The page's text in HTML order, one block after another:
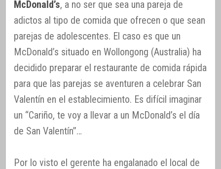
McDonald’s, a no ser que sea una pareja de
adictos al tipo de comida que ofrecen o que sean
parejas de adolescentes. El caso es que un
McDonald’s situado en Wollongong (Australia) ha
decidido preparar el restaurante de comida rápida
para que las parejas se aventuren a celebrar San
Valentín en el establecimiento. Es difícil imaginar
un “Cariño, te voy a llevar a un McDonald’s el día
de San Valentín”…
Por lo visto el gerente ha engalanado el local de